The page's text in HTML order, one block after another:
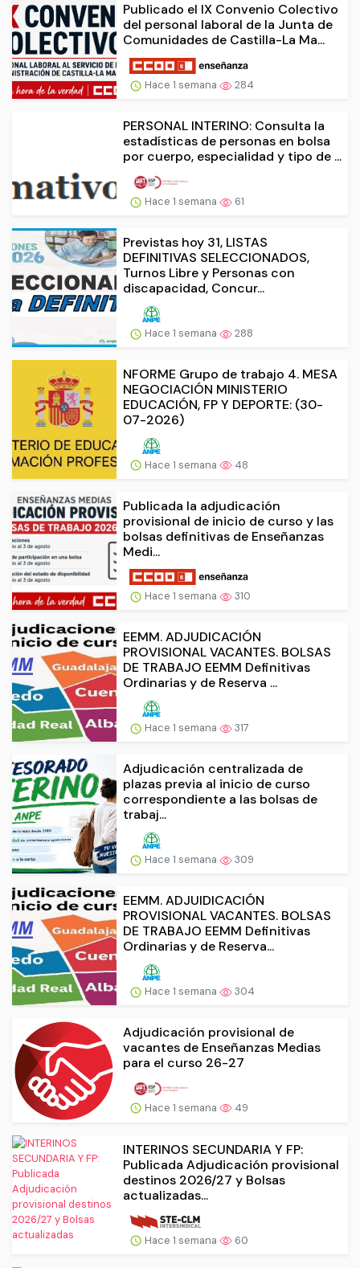
Publicado el IX Convenio Colectivo
del personal laboral de la Junta de
Comunidades de Castilla-La Ma...
Hace 1 semana 284
PERSONAL INTERINO: Consulta la
estadísticas de personas en bolsa
por cuerpo, especialidad y tipo de ...
Hace 1 semana 61
Previstas hoy 31, LISTAS
DEFINITIVAS SELECCIONADOS,
Turnos Libre y Personas con
discapacidad, Concur...
Hace 1 semana 288
NFORME Grupo de trabajo 4. MESA
NEGOCIACIÓN MINISTERIO
EDUCACIÓN, FP Y DEPORTE: (30-
07-2026)
Hace 1 semana 48
Publicada la adjudicación
provisional de inicio de curso y las
bolsas definitivas de Enseñanzas
Medi...
Hace 1 semana 310
EEMM. ADJUDICACIÓN
PROVISIONAL VACANTES. BOLSAS
DE TRABAJO EEMM Definitivas
Ordinarias y de Reserva ...
Hace 1 semana 317
Adjudicación centralizada de
plazas previa al inicio de curso
correspondiente a las bolsas de
trabaj...
Hace 1 semana 309
EEMM. ADJUIDICACIÓN
PROVISIONAL VACANTES. BOLSAS
DE TRABAJO EEMM Definitivas
Ordinarias y de Reserva...
Hace 1 semana 304
Adjudicación provisional de
vacantes de Enseñanzas Medias
para el curso 26-27
Hace 1 semana 49
INTERINOS SECUNDARIA Y FP:
Publicada Adjudicación provisional
destinos 2026/27 y Bolsas
actualizadas...
Hace 1 semana 60